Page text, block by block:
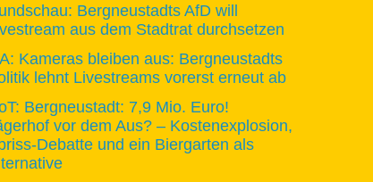
Bergneustadts AfD will
aus dem Stadtrat durchsetzen
Kameras bleiben aus: Bergneustadts
lehnt Livestreams vorerst erneut ab
Bergneustadt: 7,9 Mio. Euro!
vor dem Aus? – Kostenexplosion,
Debatte und ein Biergarten als